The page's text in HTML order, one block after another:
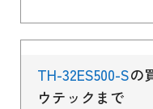
TH-32ES500-Sの
ウテックまで